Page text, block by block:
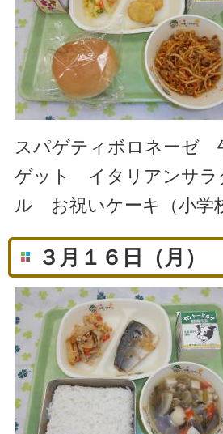
スパゲティボロネーゼ
ゲット イタリアンサ
ル お祝いケーキ（小学
３月１６日（月）